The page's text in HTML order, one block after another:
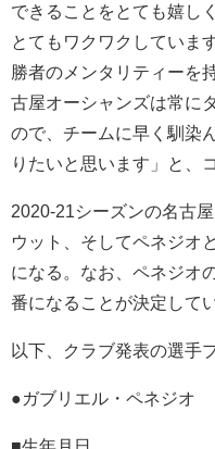
できることをとても嬉し
とてもワクワクしています
勝者のメンタリティーを
古屋オーシャンズは常に
ので、チームに早く馴染
りたいと思います」と、
2020-21シーズンの名古
ウット、そしてペネジオ
になる。なお、ペネジオ
番になることが決定して
以下、クラブ発表の選手
●ガブリエル・ペネジオ